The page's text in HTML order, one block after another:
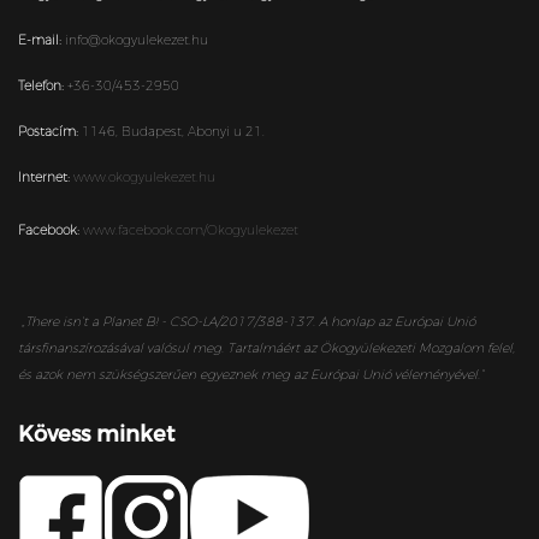
E-mail: info@okogyulekezet.hu
Telefon: +36-30/453-2950
Postacím: 1146, Budapest, Abonyi u 21.
Internet: www.okogyulekezet.hu
Facebook: www.facebook.com/Okogyulekezet
„ There isn’t a Planet B! - CSO-LA/2017/388-137. A honlap az Európai Unió
társfinanszírozásával valósul meg. Tartalmáért az Ökogyülekezeti Mozgalom felel,
és azok nem szükségszerűen egyeznek meg az Európai Unió véleményével.”
Kövess minket